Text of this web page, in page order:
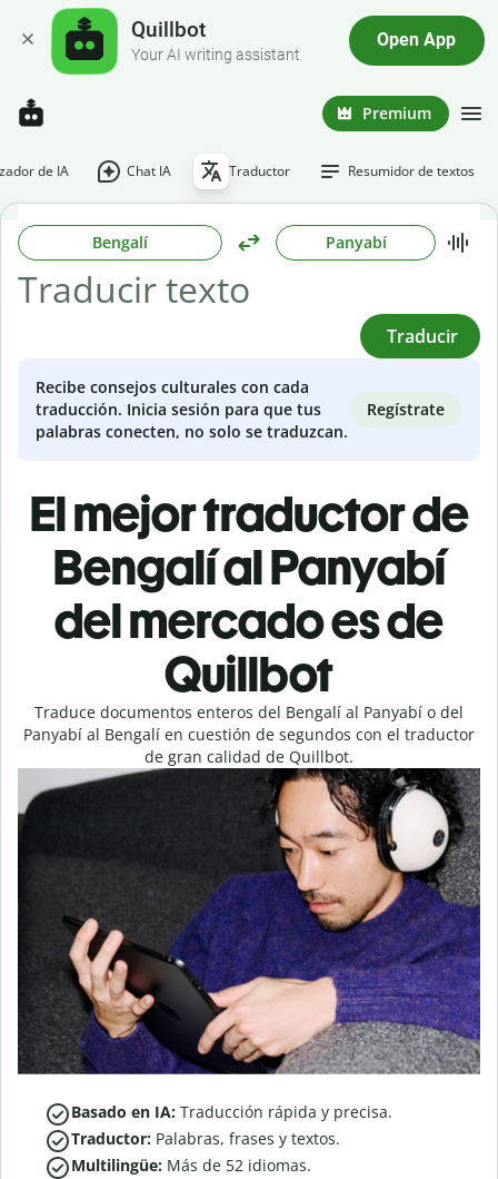
Quillbot
Your AI writing assistant
Open App
Premium
de IA Chat IA Traductor Resumidor de textos
Bengalí Panyabí
Traducir
Recibe consejos culturales con cada
traducción. Inicia sesión para que tus
palabras conecten, no solo se traduzcan.
Regístrate
El mejor traductor de
Bengalí al Panyabí
del mercado es de
Quillbot
Traduce documentos enteros del Bengalí al Panyabí o del
Panyabí al Bengalí en cuestión de segundos con el traductor
de gran calidad de Quillbot.
Basado en IA: Traducción rápida y precisa.
Traductor: Palabras, frases y textos.
Multilingüe: Más de 52 idiomas.